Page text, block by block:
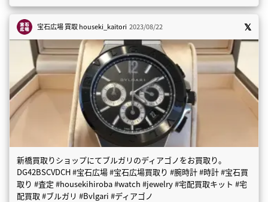
宝石広場 買取houseki_kaitori 2023/08/22
新橋買取りショップにてブルガリのディアゴノをお買取り。
DG42BSCVDCH #宝石広場 #宝石広場買取り #腕時計 #時計 #宝石買
取り #査定 #housekihiroba #watch #jewelry #宅配買取キット #宅
配買取 #ブルガリ #Bvlgari #ディアゴノ